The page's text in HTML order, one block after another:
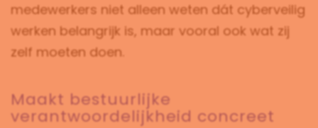
medewerkers niet alleen weten dát cyberveilig
werken belangrijk is, maar vooral ook wat zij
zelf moeten doen.
Maakt bestuurlijke
verantwoordelijkheid concreet